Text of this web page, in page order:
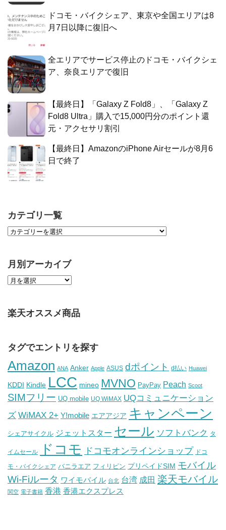
ドコモ・バイクシェア、東京や全国エリアは8
月7日以降に復旧へ
全エリアでサービス停止のドコモ・バイクシェ
ア、奈良エリアで復旧
【最終日】「Galaxy Z Fold8」、「Galaxy Z
Fold8 Ultra」購入で15,000円分のポイント還
元・アクセサリ割引
【最終日】AmazonのiPhone Airセールが8月6
日で終了
カテゴリ一覧
月別アーカイブ
楽天オススメ商品
タグでエントリを探す
Amazon ANA Anker Apple ASUS dポイント d払い Huawei
KDDI Kindle LCC mineo MVNO PayPay Peach Scoot
SIMフリー UQ mobile UQ WiMAX UQコミュニケーション
ズ WiMAX 2+ Y!mobile エアアジア キャンペーン
シェアサイクル ジェットスター セール ソフトバンク タ
イムセール ドコモ ドコモオンラインショップ ドコ
モ・バイクシェア バニラエア フィリピン プリペイドSIM モバイル
Wi-Fiルータ ワイモバイル 台北 台湾 成田 楽天モバイル
関空 電子書籍 香港 香港エクスプレス